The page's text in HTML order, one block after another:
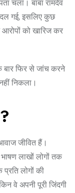
चला। बाबा रामदेव
गई, इसलिए कुछ
आरोपों को खारिज कर
बार फिर से जांच करने
निकला।
जीवित हैं।
लाखों लोगों तक
लोगों की
वे अपनी पूरी जिंदगी